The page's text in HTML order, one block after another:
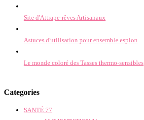
Site d'Attrape-rêves Artisanaux
Astuces d'utilisation pour ensemble espion
Le monde coloré des Tasses thermo-sensibles
Categories
SANTÉ 77